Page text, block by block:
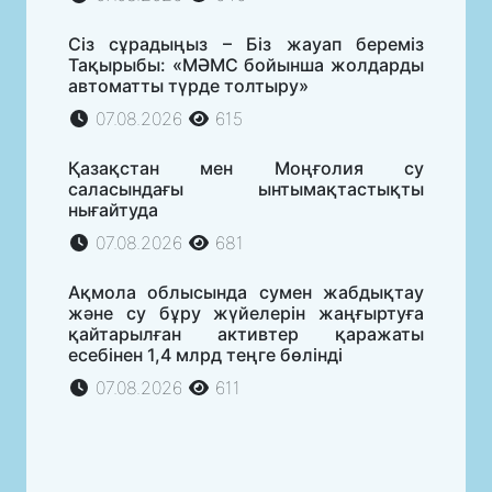
Сіз сұрадыңыз – Біз жауап береміз
Тақырыбы: «МӘМС бойынша жолдарды
автоматты түрде толтыру»
07.08.2026
615
Қазақстан мен Моңғолия су
саласындағы ынтымақтастықты
нығайтуда
07.08.2026
681
Ақмола облысында сумен жабдықтау
және су бұру жүйелерін жаңғыртуға
қайтарылған активтер қаражаты
есебінен 1,4 млрд теңге бөлінді
07.08.2026
611